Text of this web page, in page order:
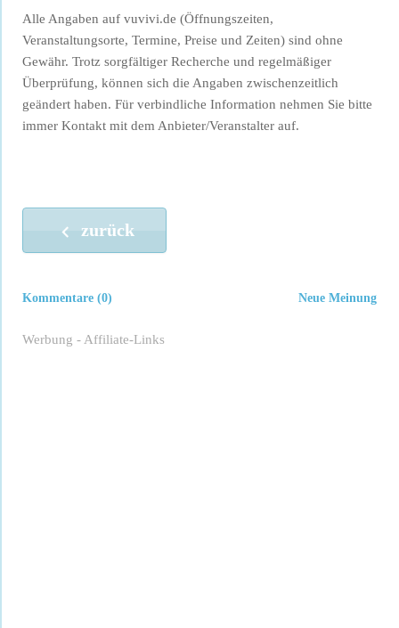
Alle Angaben auf vuvivi.de (Öffnungszeiten,
Veranstaltungsorte, Termine, Preise und Zeiten) sind ohne
Gewähr. Trotz sorgfältiger Recherche und regelmäßiger
Überprüfung, können sich die Angaben zwischenzeitlich
geändert haben. Für verbindliche Information nehmen Sie bitte
immer Kontakt mit dem Anbieter/Veranstalter auf.
zurück
Neue Meinung
Kommentare (0)
Werbung - Affiliate-Links